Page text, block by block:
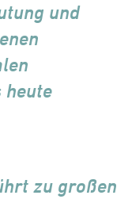
und
heute
zu großen